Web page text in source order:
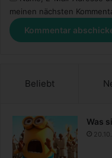
meinen nächsten
Beliebt
Was